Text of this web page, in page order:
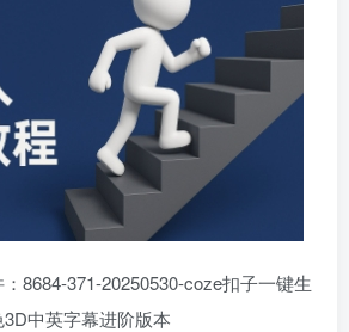
8684-371-20250530-coze扣子一键生
中英字幕进阶版本